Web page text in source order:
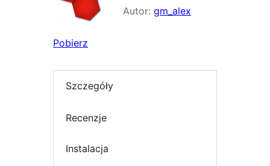
Autor: gm_alex
Pobierz
Szczegóły
Recenzje
Instalacja